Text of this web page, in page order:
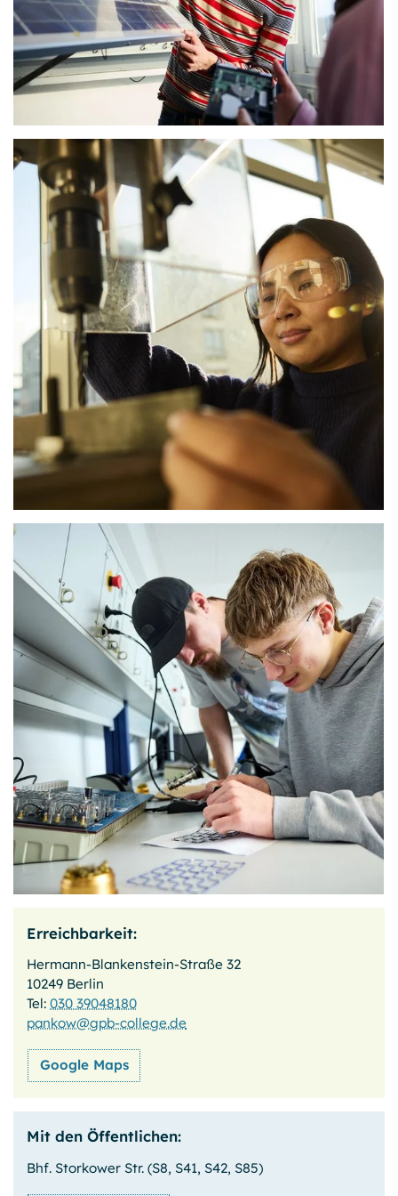
Erreichbarkeit:
Hermann-Blankenstein-Straße 32
10249 Berlin
Tel:030 39048180
pankow@gpb-college.de
Google Maps
Mit den Öffentlichen:
Bhf. Storkower Str. (S8, S41, S42, S85)